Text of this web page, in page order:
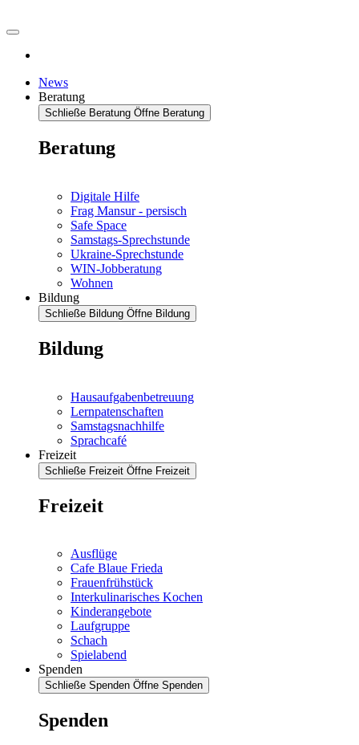
News
Beratung
Schließe Beratung Öffne Beratung
Beratung
Digitale Hilfe
Frag Mansur - persisch
Safe Space
Samstags-Sprechstunde
Ukraine-Sprechstunde
WIN-Jobberatung
Wohnen
Bildung
Schließe Bildung Öffne Bildung
Bildung
Hausaufgabenbetreuung
Lernpatenschaften
Samstagsnachhilfe
Sprachcafé
Freizeit
Schließe Freizeit Öffne Freizeit
Freizeit
Ausflüge
Cafe Blaue Frieda
Frauenfrühstück
Interkulinarisches Kochen
Kinderangebote
Laufgruppe
Schach
Spielabend
Spenden
Schließe Spenden Öffne Spenden
Spenden